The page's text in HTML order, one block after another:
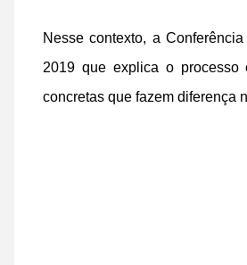
Nesse contexto, a
2019 que explica o
concretas que fazem diferença